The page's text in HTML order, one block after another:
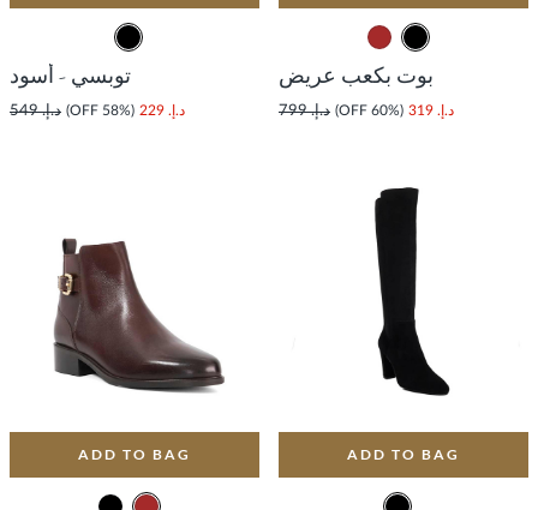
بوت بكعب عريض
د.إ. 319 (60% OFF) د.إ. 799
توبسي - أسود
د.إ. 229 (58% OFF) د.إ. 549
ADD TO BAG
ADD TO BAG